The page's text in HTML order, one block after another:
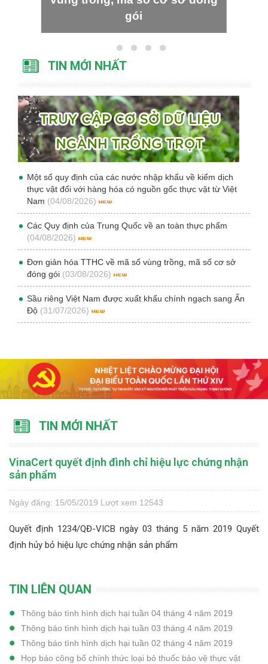
gói
TIN MỚI NHẤT
Một số quy định của các nước nhập khẩu về kiểm dịch
thực vật đối với hàng hóa có nguồn gốc thực vật từ Việt
Nam (04/08/2026)
Các Quy định của Trung Quốc về an toàn thực phẩm
(04/08/2026)
Đơn giản hóa TTHC về mã số vùng trồng, mã số cơ sở
đóng gói (03/08/2026)
Sầu riêng Việt Nam được xuất khẩu chính ngạch sang Ấn
Độ (31/07/2026)
TIN MỚI NHẤT
VinaCert quyết định đình chỉ hiệu lực chứng nhận
sản phẩm
Ngày đăng: 15/05/2019 Lượt xem 12543
Quyết định 1234/QĐ-VICB ngày 03 tháng 5 năm 2019 Quyết
định hủy bỏ hiệu lực chứng nhận sản phẩm
TIN LIÊN QUAN
Thông báo tình hình dịch hại tuần 04 tháng 4 năm 2019
Thông báo tình hình dịch hại tuần 03 tháng 4 năm 2019
Thông báo tình hình dịch hại tuần 02 tháng 4 năm 2019
Họp báo công bố chính thức loại bỏ thuốc bảo vệ thực vật